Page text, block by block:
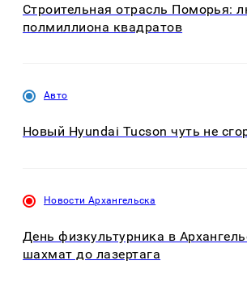
Строительная отрасль Поморья:
полмиллиона квадратов
Авто
Новый Hyundai Tucson чуть не
Новости Архангельска
День физкультурника в
шахмат до лазертага